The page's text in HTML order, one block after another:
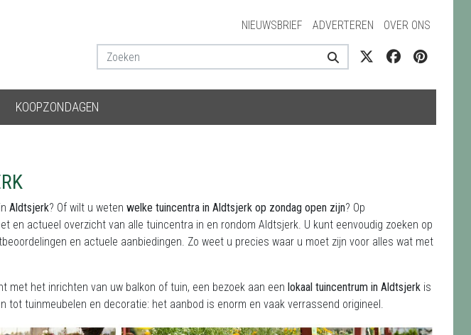
NIEUWSBRIEF ADVERTEREN OVER ONS
KOOPZONDAGEN
Aldtsjerk? Of wilt u weten welke tuincentra in Aldtsjerk op zondag open zijn? Op
en actueel overzicht van alle tuincentra in en rondom Aldtsjerk. U kunt eenvoudig zoeken op
en actuele aanbiedingen. Zo weet u precies waar u moet zijn voor alles wat met
met het inrichten van uw balkon of tuin, een bezoek aan een lokaal tuincentrum in Aldtsjerk is
tot tuinmeubelen en decoratie: het aanbod is enorm en vaak verrassend origineel.